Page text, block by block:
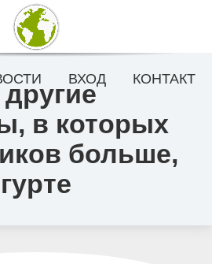
в которых
больше,
ВХОД КОНТАКТ